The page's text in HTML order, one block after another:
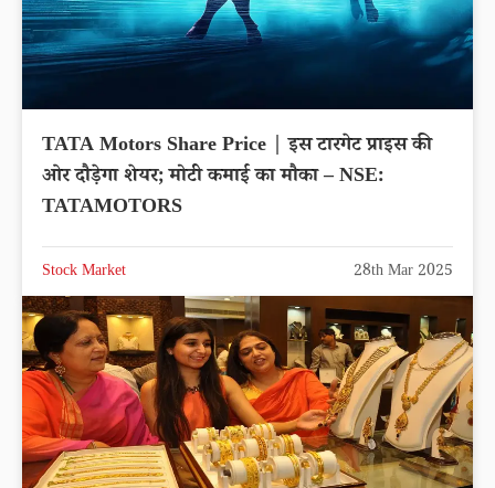
TATA Motors Share Price | इस टारगेट प्राइस की
ओर दौड़ेगा शेयर; मोटी कमाई का मौका – NSE:
TATAMOTORS
Stock Market 28th Mar 2025